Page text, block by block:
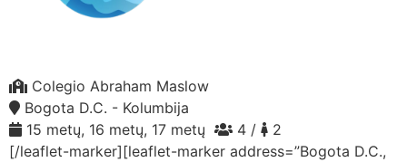
Colegio Abraham Maslow
Bogota D.C. - Kolumbija
15 metų, 16 metų, 17 metų
4 /
2
[/leaflet-marker][leaflet-marker address=”Bogota D.C.,